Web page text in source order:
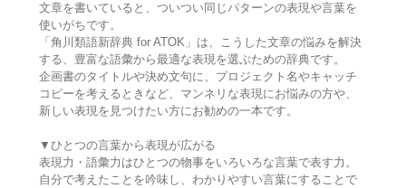
文章を書いていると、ついつい同じパターンの表現や言葉を
使いがちです。
「角川類語新辞典 for ATOK」は、こうした文章の悩みを解決
する、豊富な語彙から最適な表現を選ぶための辞典です。
企画書のタイトルや決め文句に、プロジェクト名やキャッチ
コピーを考えるときなど、マンネリな表現にお悩みの方や、
新しい表現を見つけたい方にお勧めの一本です。
▼ひとつの言葉から表現が広がる
表現力・語彙力はひとつの物事をいろいろな言葉で表す力。
自分で考えたことを吟味し、わかりやすい言葉にすることで